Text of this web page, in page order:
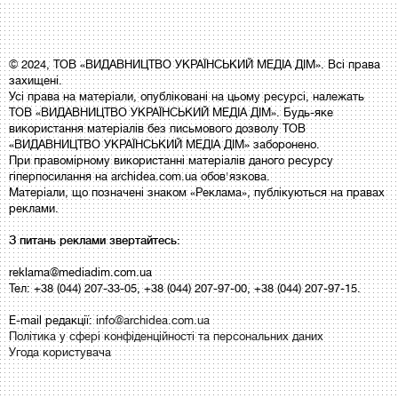
© 2024, ТОВ «ВИДАВНИЦТВО УКРАЇНСЬКИЙ МЕДІА ДІМ». Всі права
захищені.
Усі права на матеріали, опубліковані на цьому ресурсі, належать
ТОВ «ВИДАВНИЦТВО УКРАЇНСЬКИЙ МЕДІА ДІМ». Будь-яке
використання матеріалів без письмового дозволу ТОВ
«ВИДАВНИЦТВО УКРАЇНСЬКИЙ МЕДІА ДІМ» заборонено.
При правомірному використанні матеріалів даного ресурсу
гіперпосилання на archidea.com.ua обов'язкова.
Матеріали, що позначені знаком «Реклама», публікуються на правах
реклами.
З питань реклами звертайтесь:
reklama@mediadim.com.ua
Тел: +38 (044) 207-33-05, +38 (044) 207-97-00, +38 (044) 207-97-15.
E-mail редакції:info@archidea.com.ua
Політика у сфері конфіденційності та персональних даних
Угода користувача